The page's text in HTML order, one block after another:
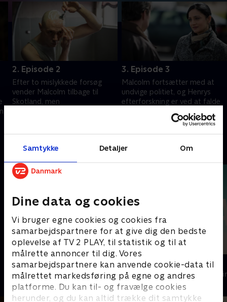
Samtykke Detaljer Om
Dine data og cookies
Vi bruger egne cookies og cookies fra
samarbejdspartnere for at give dig den bedste
oplevelse af TV 2 PLAY, til statistik og til at
målrette annoncer til dig. Vores
samarbejdspartnere kan anvende cookie-data til
målrettet markedsføring på egne og andres
platforme. Du kan til- og fravælge cookies
herunder, og du kan altid trække dit samtykke
2. Episode 2
Efter to mislykkede forsøg
vender Malcolm tilbage til
Skotland, men
3. Episode 3
Malcolm fortsætter med at
undvige politiet, og Henrys
efterforskning er ved at falde
23. april 2025 • 45 min
Andre så også
Agatha Christies Hjerson
Krimi & Spænding • 1 sæsoner
The Au Pair
Krimi &